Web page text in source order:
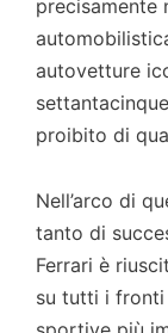
precisamente
autovetture
proibito di
Nell’arco di
tanto di
Ferrari è
su tutti i fronti